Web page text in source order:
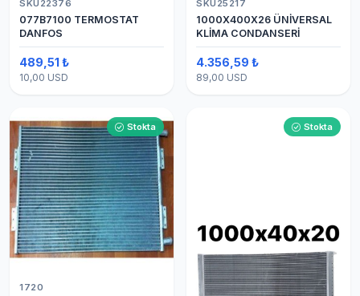
SKU22376
077B7100 TERMOSTAT
DANFOS
489,51 ₺
10,00 USD
SKU25217
1000X400X26 ÜNİVERSAL
KLİMA CONDANSERİ
4.356,59 ₺
89,00 USD
Stokta
1720
Stokta